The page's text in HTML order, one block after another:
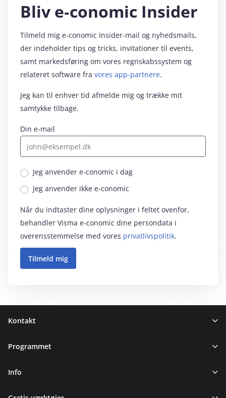
Bliv e‑conomic Insider
Tilmeld mig e‑conomic Insider-mail og nyhedsmails,
der indeholder tips og tricks, invitationer til events,
samt markedsføring om vores regnskabssystem og
relateret software fra vores app-partnere.
Jeg kan til enhver tid afmelde mig og trække mit
samtykke tilbage.
Din e-mail
Jeg anvender e‑conomic i dag
Jeg anvender ikke e‑conomic
Når du indtaster dine oplysninger i feltet ovenfor,
behandler Visma e‑conomic dine persondata i
overensstemmelse med vores privatlivspolitik.
Sidefod
Kontakt
Programmet
Info